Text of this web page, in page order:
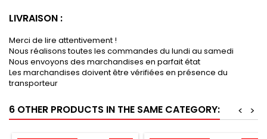
LIVRAISON :
Merci de lire attentivement !
Nous réalisons toutes les commandes du lundi au samedi
Nous envoyons des marchandises en parfait état
Les marchandises doivent être vérifiées en présence du
transporteur
6 OTHER PRODUCTS IN THE SAME CATEGORY: >
<